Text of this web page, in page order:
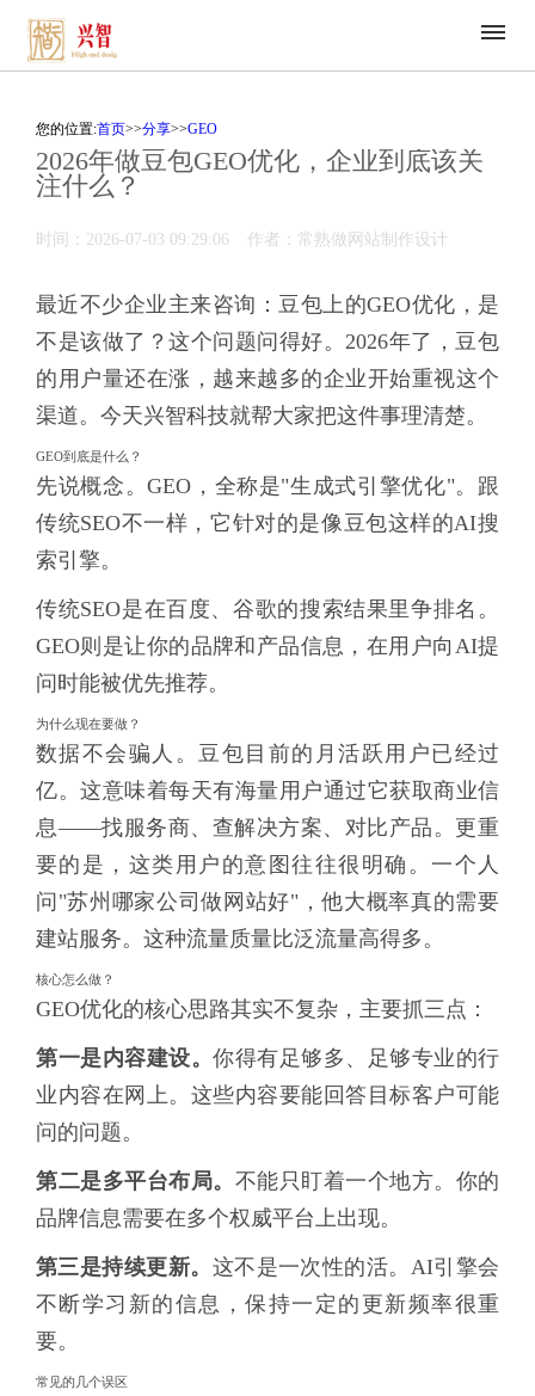
您的位置:首页>>分享>>GEO
2026年做豆包GEO优化，企业到底该关
注什么？
时间：2026-07-03 09:29:06 作者：常熟做网站制作设计
最近不少企业主来咨询：豆包上的GEO优化，是
不是该做了？这个问题问得好。2026年了，豆包
的用户量还在涨，越来越多的企业开始重视这个
渠道。今天兴智科技就帮大家把这件事理清楚。
GEO到底是什么？
先说概念。GEO，全称是"生成式引擎优化"。跟
传统SEO不一样，它针对的是像豆包这样的AI搜
索引擎。
传统SEO是在百度、谷歌的搜索结果里争排名。
GEO则是让你的品牌和产品信息，在用户向AI提
问时能被优先推荐。
为什么现在要做？
数据不会骗人。豆包目前的月活跃用户已经过
亿。这意味着每天有海量用户通过它获取商业信
息——找服务商、查解决方案、对比产品。更重
要的是，这类用户的意图往往很明确。一个人
问"苏州哪家公司做网站好"，他大概率真的需要
建站服务。这种流量质量比泛流量高得多。
核心怎么做？
GEO优化的核心思路其实不复杂，主要抓三点：
第一是内容建设。 你得有足够多、足够专业的行
业内容在网上。这些内容要能回答目标客户可能
问的问题。
第二是多平台布局。 不能只盯着一个地方。你的
品牌信息需要在多个权威平台上出现。
第三是持续更新。 这不是一次性的活。AI引擎会
不断学习新的信息，保持一定的更新频率很重
要。
常见的几个误区